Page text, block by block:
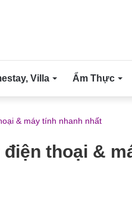
Villa Ẩm Thực
& máy tính nhanh nhất
thoại &